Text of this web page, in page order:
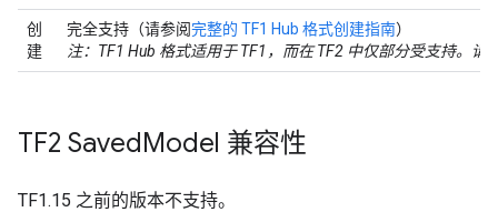
创
建
完全支持（请参阅完整的 TF1 Hub 格式创建指南）
注：TF1 Hub 格式适用于 TF1，而在 TF2 中仅部分受支持。请
TF2 SavedModel 兼容性
TF1.15 之前的版本不支持。